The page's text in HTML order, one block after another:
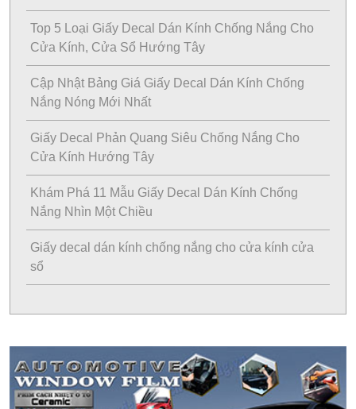
Top 5 Loại Giấy Decal Dán Kính Chống Nắng Cho
Cửa Kính, Cửa Sổ Hướng Tây
Cập Nhật Bảng Giá Giấy Decal Dán Kính Chống
Nắng Nóng Mới Nhất
Giấy Decal Phản Quang Siêu Chống Nắng Cho
Cửa Kính Hướng Tây
Khám Phá 11 Mẫu Giấy Decal Dán Kính Chống
Nắng Nhìn Một Chiều
Giấy decal dán kính chống nắng cho cửa kính cửa
sổ